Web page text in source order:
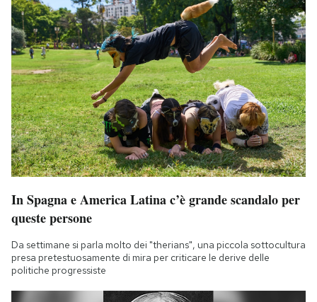
In Spagna e America Latina c’è grande scandalo per
queste persone
Da settimane si parla molto dei "therians", una piccola sottocultura
presa pretestuosamente di mira per criticare le derive delle
politiche progressiste